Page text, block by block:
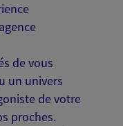
de vous
un univers
de votre
proches.